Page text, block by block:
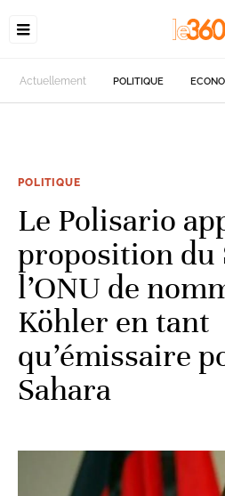
Actuellement POLITIQUE
POLITIQUE
Le Polisario
proposition du
l’ONU de
Köhler en tant
qu’émissaire
Sahara